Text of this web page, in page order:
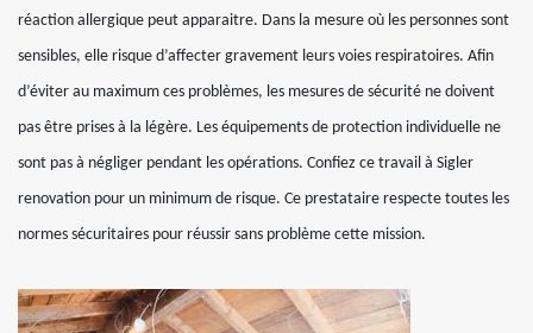
réaction allergique peut apparaitre. Dans la mesure où les personnes sont
sensibles, elle risque d’affecter gravement leurs voies respiratoires. Afin
d’éviter au maximum ces problèmes, les mesures de sécurité ne doivent
pas être prises à la légère. Les équipements de protection individuelle ne
sont pas à négliger pendant les opérations. Confiez ce travail à Sigler
renovation pour un minimum de risque. Ce prestataire respecte toutes les
normes sécuritaires pour réussir sans problème cette mission.